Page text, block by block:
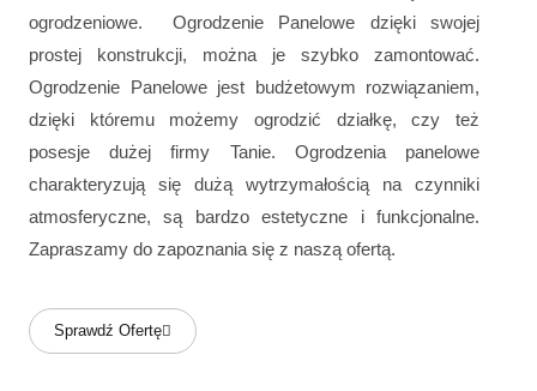
ogrodzeniowe. Ogrodzenie Panelowe dzięki swojej
prostej konstrukcji, można je szybko zamontować.
Ogrodzenie Panelowe jest budżetowym rozwiązaniem,
dzięki któremu możemy ogrodzić działkę, czy też
posesje dużej firmy Tanie. Ogrodzenia panelowe
charakteryzują się dużą wytrzymałością na czynniki
atmosferyczne, są bardzo estetyczne i funkcjonalne.
Zapraszamy do zapoznania się z naszą ofertą.
Sprawdź Ofertę